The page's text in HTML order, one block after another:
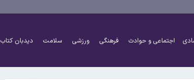
اجتماعی و حوادث فرهنگی ورزشی سلامت دیدبان کتاب